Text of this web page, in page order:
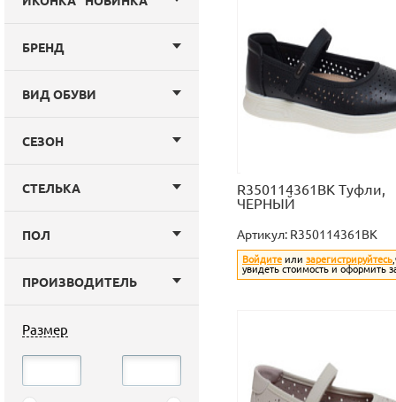
БРЕНД
ВИД ОБУВИ
СЕЗОН
СТЕЛЬКА
ПОЛ
ПРОИЗВОДИТЕЛЬ
Размер
R350114361BK Туфли,
ЧЕРНЫЙ
Артикул: R350114361BK
Войдите или зарегистрируйтесь
увидеть стоимость и оформить